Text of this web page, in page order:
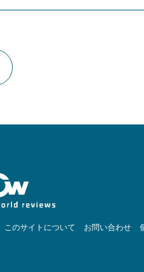
このサイトについて お問い合わせ